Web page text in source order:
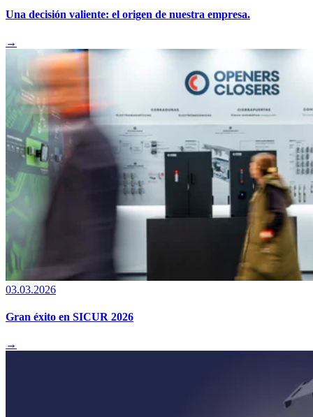
Una decisión valiente: el origen de nuestra empresa.
→
03.03.2026
Gran éxito en SICUR 2026
→